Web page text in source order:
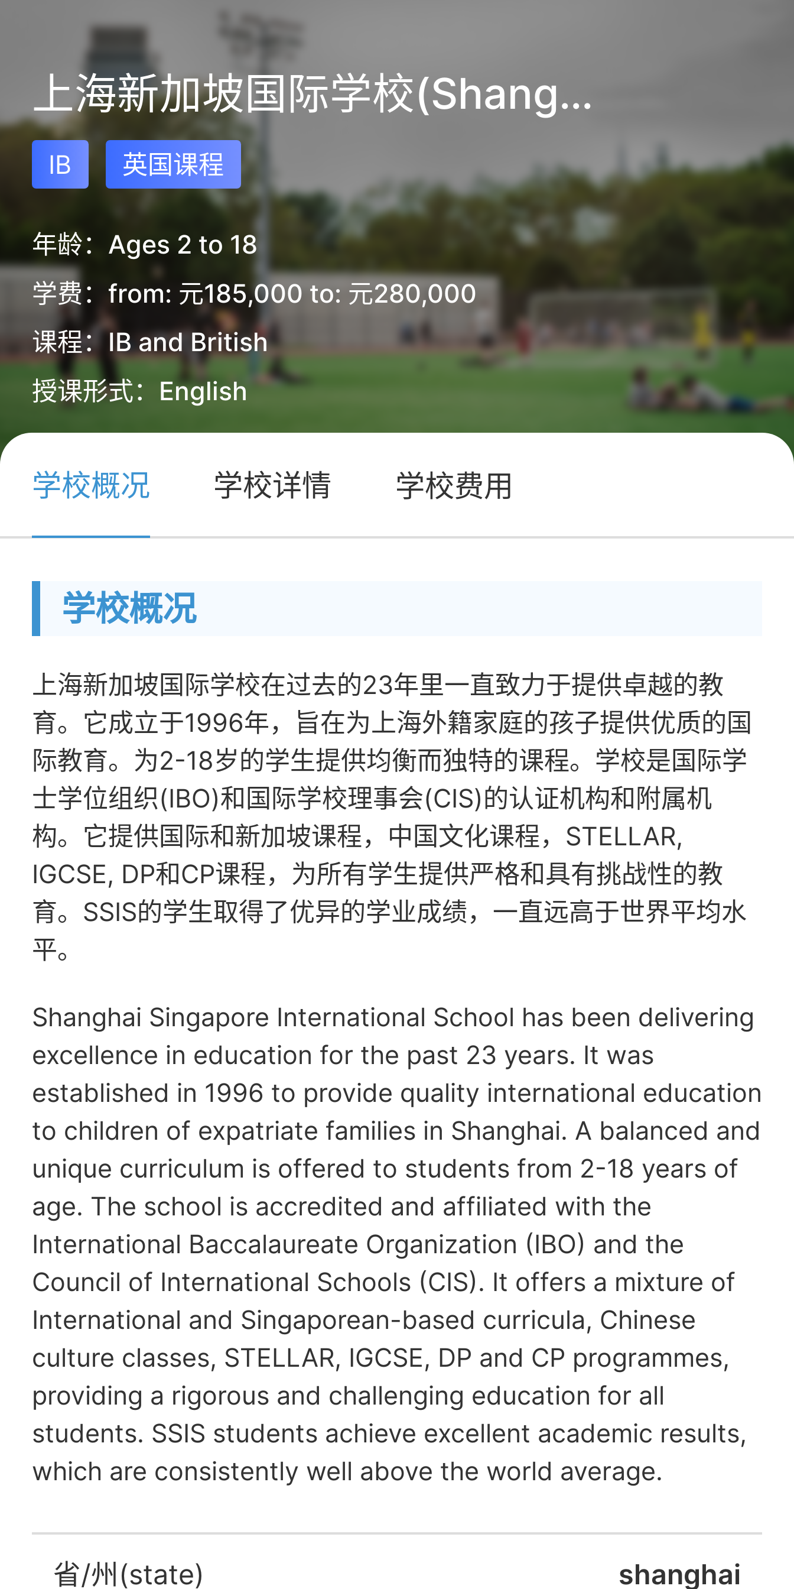
上海新加坡国际学校(Shanghai Singapore International School)
IB 英国课程
年龄：Ages 2 to 18
学费：from: 元185,000 to: 元280,000
课程：IB and British
授课形式：English
学校概况 学校详情 学校费用
学校概况
上海新加坡国际学校在过去的23年里一直致力于提供卓越的教
育。它成立于1996年，旨在为上海外籍家庭的孩子提供优质的国
际教育。为2-18岁的学生提供均衡而独特的课程。学校是国际学
士学位组织(IBO)和国际学校理事会(CIS)的认证机构和附属机
构。它提供国际和新加坡课程，中国文化课程，STELLAR,
IGCSE, DP和CP课程，为所有学生提供严格和具有挑战性的教
育。SSIS的学生取得了优异的学业成绩，一直远高于世界平均水
平。
Shanghai Singapore International School has been delivering
excellence in education for the past 23 years. It was
established in 1996 to provide quality international education
to children of expatriate families in Shanghai. A balanced and
unique curriculum is offered to students from 2-18 years of
age. The school is accredited and affiliated with the
International Baccalaureate Organization (IBO) and the
Council of International Schools (CIS). It offers a mixture of
International and Singaporean-based curricula, Chinese
culture classes, STELLAR, IGCSE, DP and CP programmes,
providing a rigorous and challenging education for all
students. SSIS students achieve excellent academic results,
which are consistently well above the world average.
省/州(state) shanghai